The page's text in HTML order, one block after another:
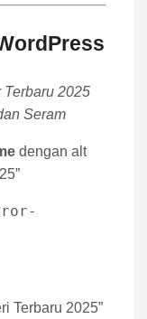
Terbaru 2025
Seram
dengan alt
Terbaru 2025”